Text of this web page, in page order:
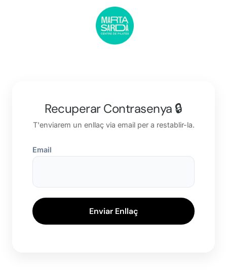
Recuperar Contrasenya 🔒
T'enviarem un enllaç via email per a restablir-la.
Email
Enviar Enllaç